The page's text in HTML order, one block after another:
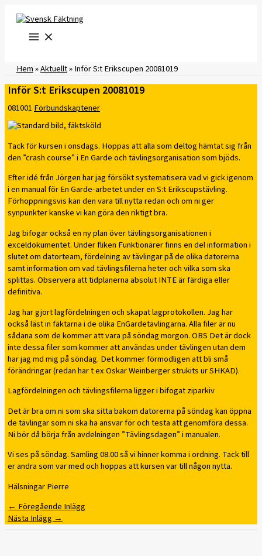
innehåll
Hem»Aktuellt»Inför S:t Erikscupen 20081019
Inför S:t Erikscupen 20081019
081001Förbundskaptener
Tack för kursen i onsdags. Hoppas att alla som deltog hämtat sig från
den ”crash course” i En Garde och tävlingsorganisation som bjöds.
Efter idé från Jörgen har jag försökt systematisera vad vi gick igenom
i en manual för En Garde-arbetet under en S:t Erikscupstävling.
Förhoppningsvis kan den vara till nytta redan och om ni ger
synpunkter kanske vi kan göra den riktigt bra.
Jag bifogar också en ny plan över tävlingsorganisationen i
exceldokumentet. Under fliken Funktionärer finns en del information i
slutet om datorteam, fördelning av tävlingar på de olika datorerna
samt information om vad tävlingsfilerna heter och vilka som ska
splittas. Observera att tidplanerna absolut INTE är färdiga eller
definitiva.
Jag har gjort lagfördelningen och skapat lagprotokollen. Jag har
också läst in fäktarna i de olika EnGardetävlingarna. Alla filer är nu
sådana som de kommer att vara på söndag morgon. OBS Det är dock
inte dessa filer som kommer att användas under tävlingen utan dem
har jag md mig på söndag. Det kommer förmodligen att bli små
förändringar (redan har t ex Oskar Weinberger strukits ur SHKAD).
Lagfördelningen och tävlingsfilerna ligger i bifogat ziparkiv
Det är bra om ni som ska sitta bakom datorerna på söndag kan öppna
de tävlingar som ni ska ha ansvar för och testa att genomföra dessa.
Ni bör då börja från avdelningen ”Tävlingsdagen” i manualen.
Vi ses på söndag. Samling 08.00 så vi hinner komma i ordning. Tack till
er andra som var med och hoppas att kursen var till någon nytta.
Hälsningar Pierre
←Föregående Inlägg
Nästa Inlägg→